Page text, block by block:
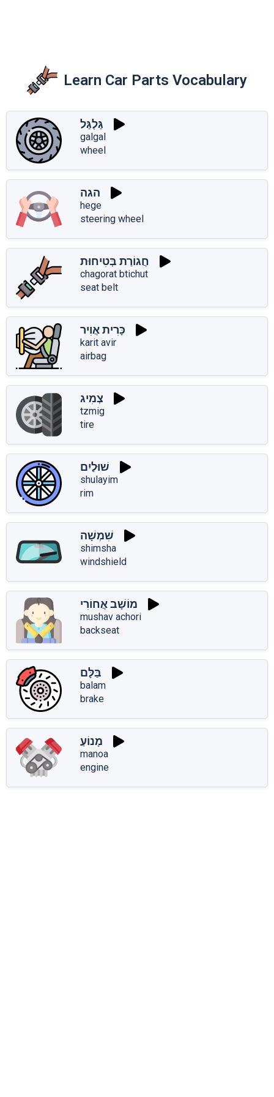
Learn Car Parts Vocabulary
גַּלְגַּל
galgal
wheel
הגה
hege
steering wheel
חֲגוֹרַת בְּטִיחוּת
chagorat btichut
seat belt
כָּרִית אֲוִיר
karit avir
airbag
צְמִיג
tzmig
tire
שׁוּלַיִם
shulayim
rim
שִׁמְשָׁה
shimsha
windshield
מוֹשָׁב אֲחוֹרִי
mushav achori
backseat
בַּלָּם
balam
brake
מָנוֹעַ
manoa
engine